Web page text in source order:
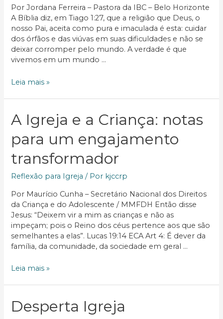
Por Jordana Ferreira – Pastora da IBC – Belo Horizonte
A Bíblia diz, em Tiago 1:27, que a religião que Deus, o
nosso Pai, aceita como pura e imaculada é esta: cuidar
dos órfãos e das viúvas em suas dificuldades e não se
deixar corromper pelo mundo. A verdade é que
vivemos em um mundo …
A
o
coração
Deus
Leia mais »
A Igreja e a Criança: notas
para um engajamento
transformador
Reflexão para Igreja / Por kjccrp
Por Maurício Cunha – Secretário Nacional dos Direitos
da Criança e do Adolescente / MMFDH Então disse
Jesus: “Deixem vir a mim as crianças e não as
impeçam; pois o Reino dos céus pertence aos que são
semelhantes a elas”. Lucas 19:14 ECA Art 4: É dever da
família, da comunidade, da sociedade em geral …
A
a
Criança:
Leia mais »
Desperta Igreja